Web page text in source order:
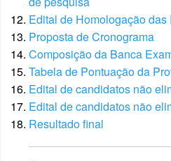
Edital de Homologação das
Proposta de Cronograma
Composição da Banca
Tabela de Pontuação da
Edital de candidatos não
Edital de candidatos não
Resultado final